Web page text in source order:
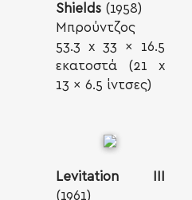
Shields (1958)
Μπρούντζος
53.3 x 33 x 16.5
εκατοστά (21 x
13 x 6.5 ίντσες)
Levitation III
(1961)